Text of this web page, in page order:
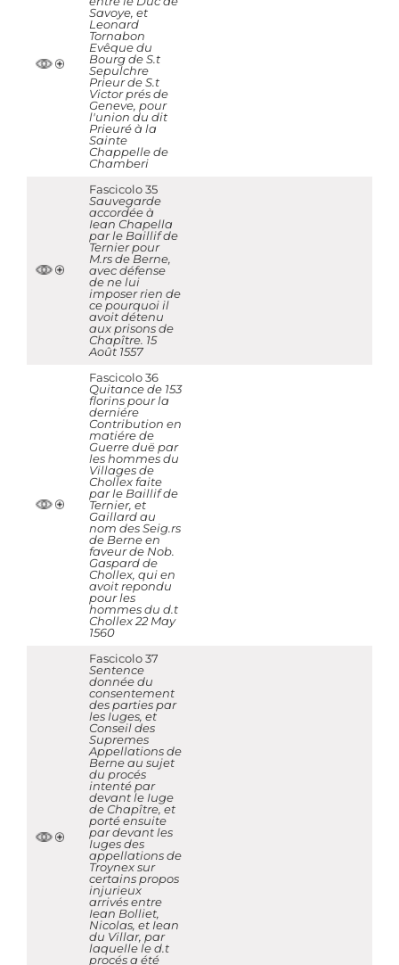
Savoye, et
Leonard
Tornabon
Evêque du
Bourg de S.t
Sepulchre
Prieur de S.t
Victor prés de
Geneve, pour
l'union du dit
Prieuré à la
Sainte
Chappelle de
Chamberi
Fascicolo 35
Sauvegarde
accordée à
Iean Chapella
par le Baillif de
Ternier pour
M.rs de Berne,
avec défense
de ne lui
imposer rien de
ce pourquoi il
avoit détenu
aux prisons de
Chapître. 15
Août 1557
Fascicolo 36
Quitance de 153
florins pour la
derniére
Contribution en
matiére de
Guerre duë par
les hommes du
Villages de
Chollex faite
par le Baillif de
Ternier, et
Gaillard au
nom des Seig.rs
de Berne en
faveur de Nob.
Gaspard de
Chollex, qui en
avoit repondu
pour les
hommes du d.t
Chollex 22 May
1560
Fascicolo 37
Sentence
donnée du
consentement
des parties par
les Iuges, et
Conseil des
Supremes
Appellations de
Berne au sujet
du procés
intenté par
devant le Iuge
de Chapître, et
porté ensuite
par devant les
Iuges des
appellations de
Troynex sur
certains propos
injurieux
arrivés entre
Iean Bolliet,
Nicolas, et Iean
du Villar, par
laquelle le d.t
procés a été